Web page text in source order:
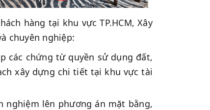
hàng tại khu vực TP.HCM, Xây
chuyên nghiệp:
các chứng từ quyền sử dụng đất,
xây dựng chi tiết tại khu vực tài
nghiệm lên phương án mặt bằng,